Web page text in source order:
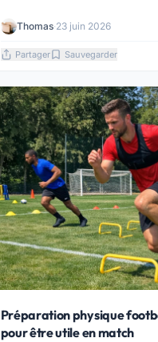
Thomas·23 juin 2026
Partager Sauvegarder
Préparation physique
pour être utile en match